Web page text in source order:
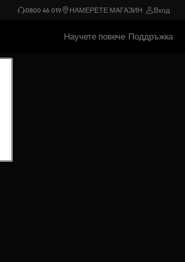
0800 46 019 НАМЕРЕТЕ МАГАЗИН Вход
Научете повече Поддръжка